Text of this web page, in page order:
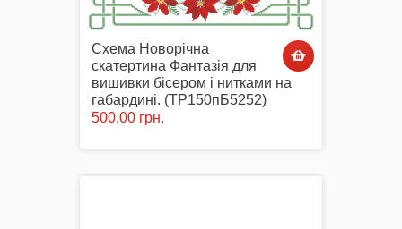
Схема Новорічна
скатертина Фантазія для
вишивки бісером і нитками на
габардині. (ТР150пБ5252)
500,00 грн.